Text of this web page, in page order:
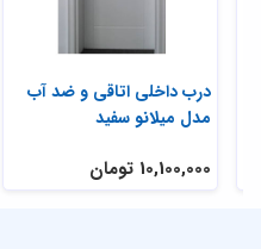
درب داخلی اتاقی و ضد آب
مدل میلانو سفید
10,100,000 تومان